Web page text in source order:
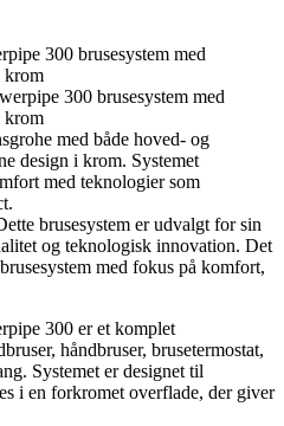
300 brusesystem med
krom
med både hoved- og
design i krom. Systemet
med teknologier som
brusesystem er udvalgt for sin
og teknologisk innovation. Det
med fokus på komfort,
300 er et komplet
håndbruser, brusetermostat,
Systemet er designet til
i en forkromet overflade, der giver